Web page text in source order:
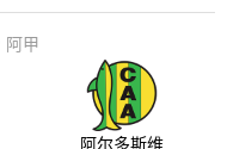
阿甲
阿尔多斯维